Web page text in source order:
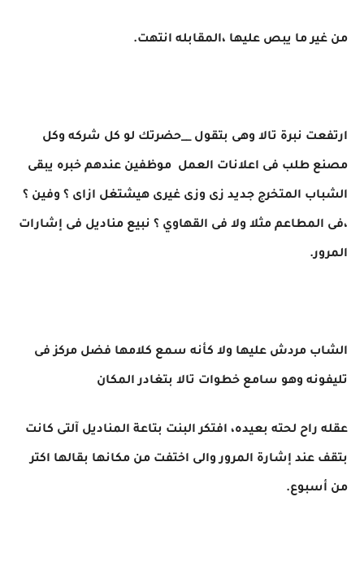
من غير ما يبص عليها ،المقابله انتهت.
ارتفعت نبرة تالا وهى بتقول __حضرتك لو كل شركه وكل
مصنع طلب فى اعلانات العمل موظفين عندهم خبره يبقى
الشباب المتخرج جديد زى وزى غيرى هيشتغل ازاى ؟ وفين ؟
،فى المطاعم مثلا ولا فى القهاوي ؟ نبيع مناديل فى إشارات
المرور.
الشاب مردش عليها ولا كأنه سمع كلامها فضل مركز فى
تليفونه وهو سامع خطوات تالا بتغادر المكان
عقله راح لحته بعيده، افتكر البنت بتاعة المناديل آلتى كانت
بتقف عند إشارة المرور والى اختفت من مكانها بقالها اكتر
من أسبوع.